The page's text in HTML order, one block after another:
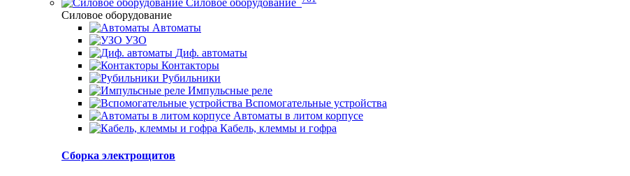
Силовое оборудование
Автоматы
УЗО
Диф. автоматы
Контакторы
Рубильники
Импульсные реле
Вспомогательные устройства
Автоматы в литом корпусе
Кабель, клеммы и гофра
Сборка электрощитов